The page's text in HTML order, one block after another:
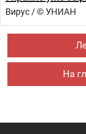
Вирус / © УНИАН
На